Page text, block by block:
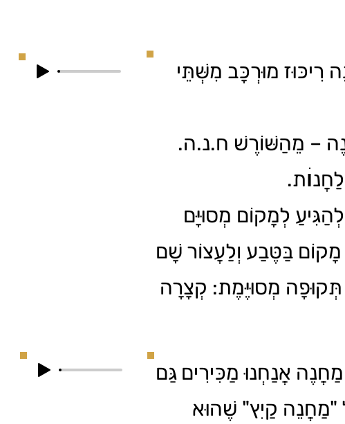
רִיכּוּז מוּרְכָּב מִשְּׁתֵּי
– מֵהַשּׁוֹרֶשׁ ח.נ.ה.
לְמָקוֹם מְסוּיָּם
בַּטֶּבַע וְלַעֲצוֹר שָׁם
מְסוּיֶּמֶת: קְצָרָה
אֲנַחְנוּ מַכִּירִים גַּם
קַיִץ" שֶׁהוּא